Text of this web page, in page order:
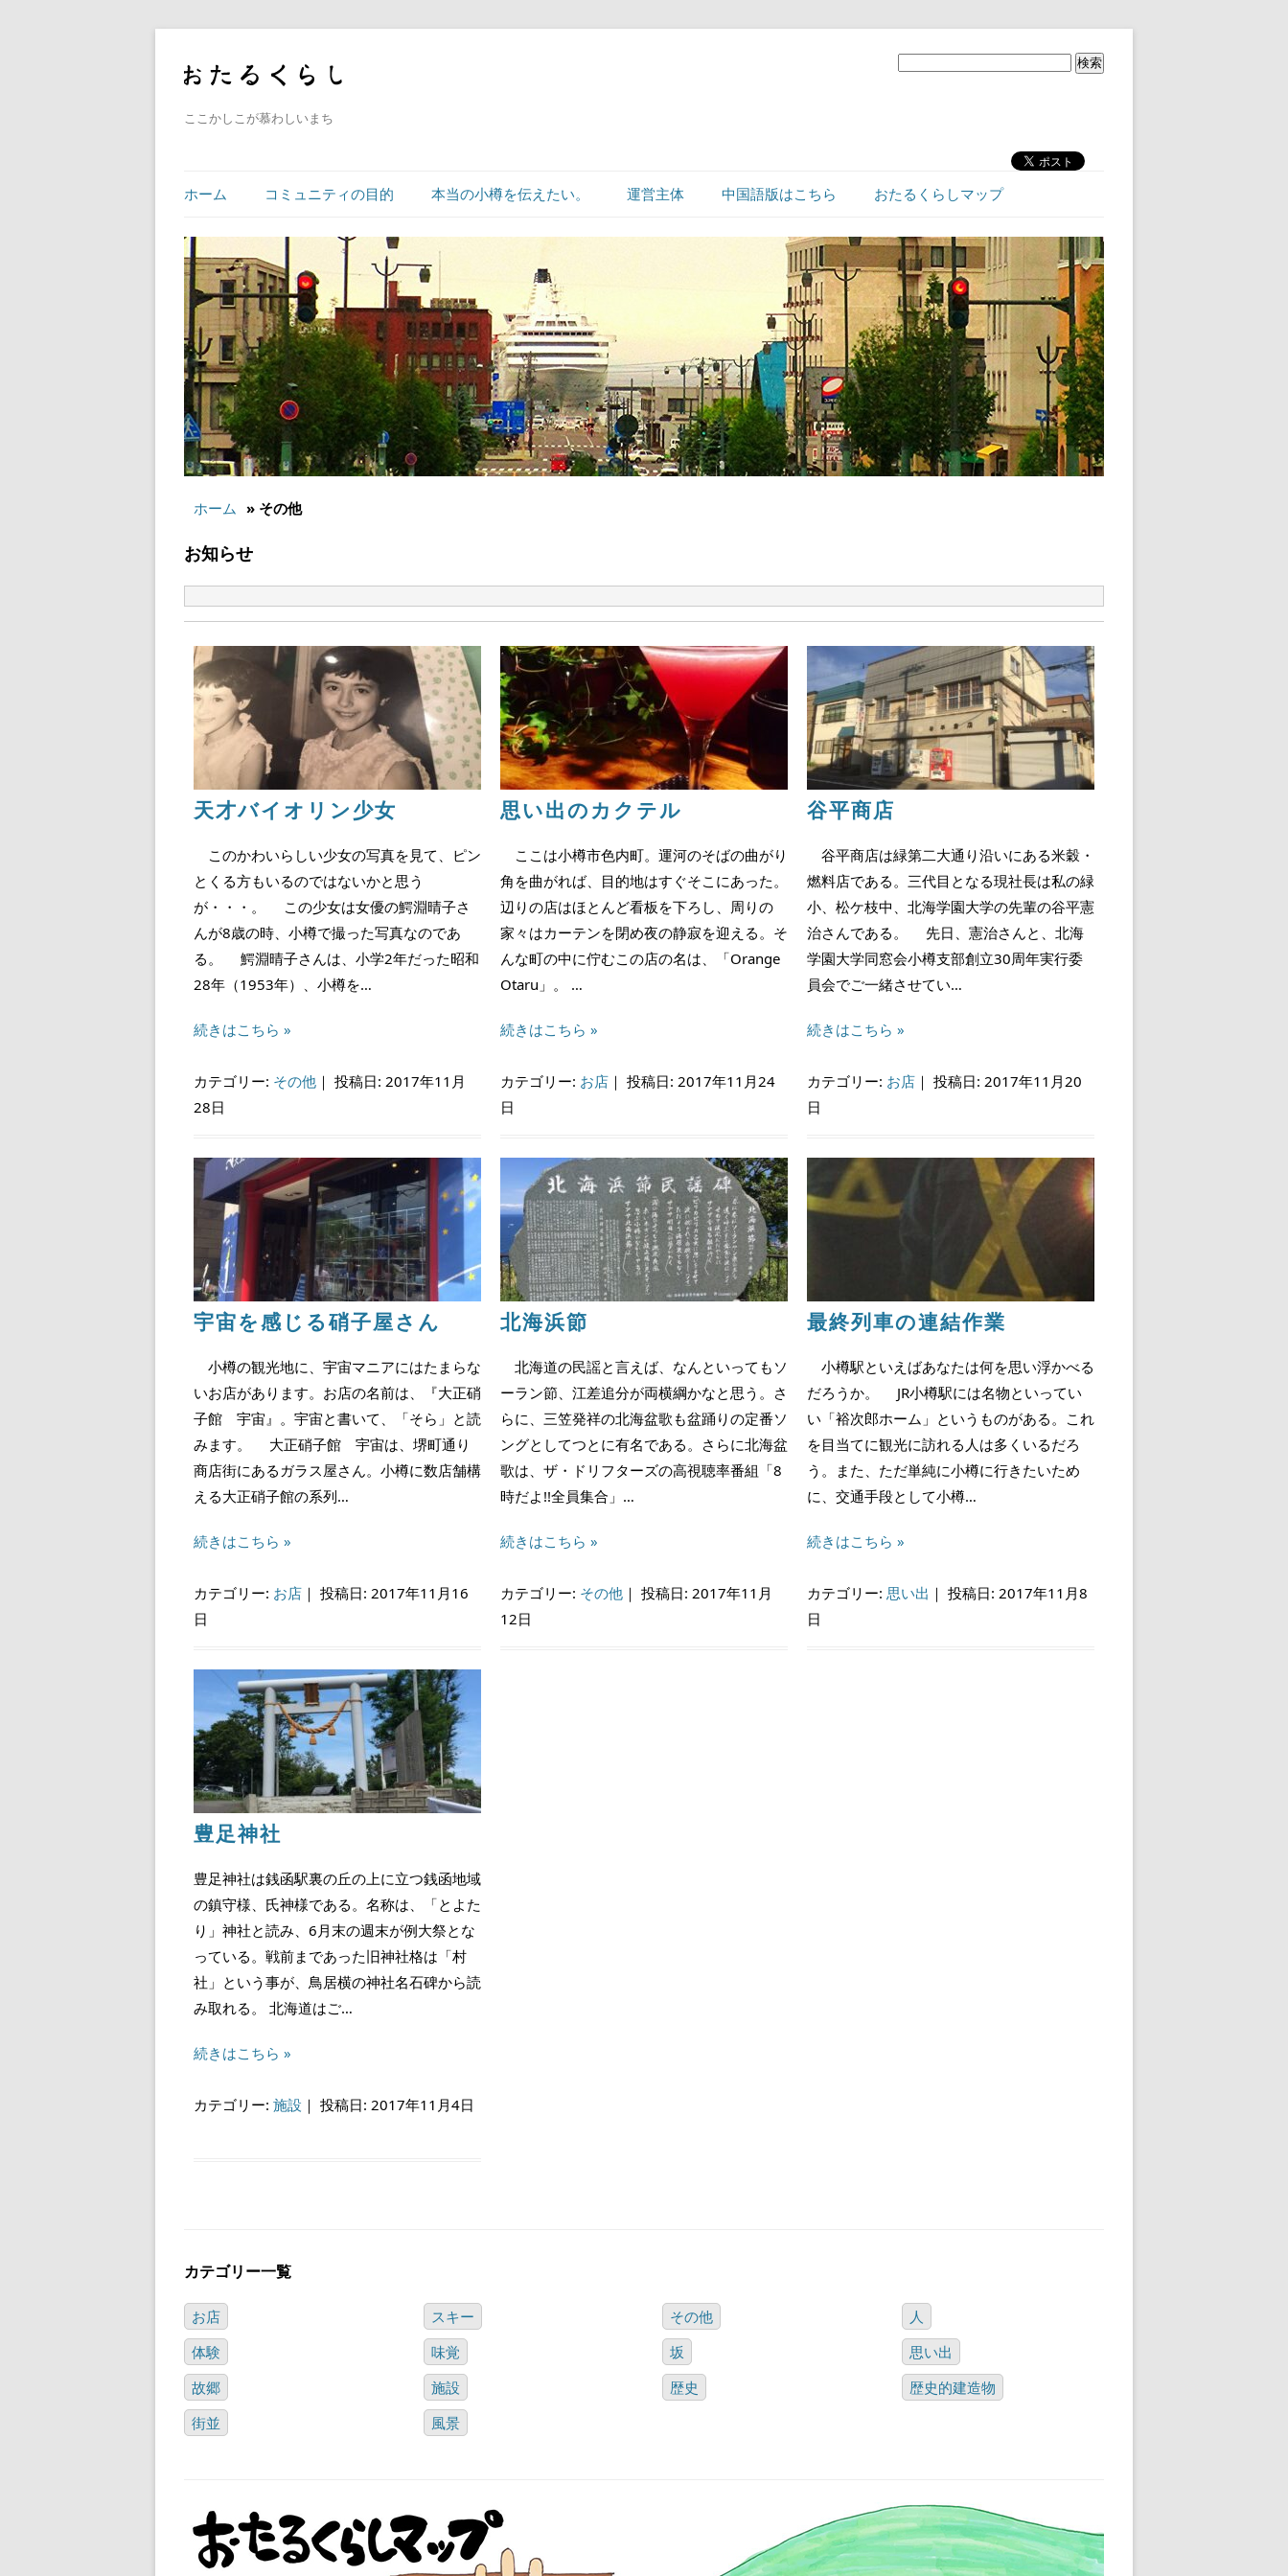
ここかしこが慕わしいまち
ホーム コミュニティの目的 本当の小樽を伝えたい。 運営主体 中国語版はこちら おたるくらしマップ
ホーム » その他
お知らせ
天才バイオリン少女
このかわいらしい少女の写真を見て、ピン
とくる方もいるのではないかと思う
が・・・。 この少女は女優の鰐淵晴子さ
んが8歳の時、小樽で撮った写真なのであ
る。 鰐淵晴子さんは、小学2年だった昭和
28年（1953年）、小樽を…
続きはこちら »
カテゴリー: その他 ｜ 投稿日: 2017年11月
28日
思い出のカクテル
ここは小樽市色内町。運河のそばの曲がり
角を曲がれば、目的地はすぐそこにあった。
辺りの店はほとんど看板を下ろし、周りの
家々はカーテンを閉め夜の静寂を迎える。そ
んな町の中に佇むこの店の名は、「Orange
Otaru」。 …
続きはこちら »
カテゴリー: お店 ｜ 投稿日: 2017年11月24
日
谷平商店
谷平商店は緑第二大通り沿いにある米穀・
燃料店である。三代目となる現社長は私の緑
小、松ケ枝中、北海学園大学の先輩の谷平憲
治さんである。 先日、憲治さんと、北海
学園大学同窓会小樽支部創立30周年実行委
員会でご一緒させてい…
続きはこちら »
カテゴリー: お店 ｜ 投稿日: 2017年11月20
日
宇宙を感じる硝子屋さん
小樽の観光地に、宇宙マニアにはたまらな
いお店があります。お店の名前は、『大正硝
子館 宇宙』。宇宙と書いて、「そら」と読
みます。 大正硝子館 宇宙は、堺町通り
商店街にあるガラス屋さん。小樽に数店舗構
える大正硝子館の系列…
続きはこちら »
カテゴリー: お店 ｜ 投稿日: 2017年11月16
日
北海浜節
北海道の民謡と言えば、なんといってもソ
ーラン節、江差追分が両横綱かなと思う。さ
らに、三笠発祥の北海盆歌も盆踊りの定番ソ
ングとしてつとに有名である。さらに北海盆
歌は、ザ・ドリフターズの高視聴率番組「8
時だよ!!全員集合」…
続きはこちら »
カテゴリー: その他 ｜ 投稿日: 2017年11月
12日
最終列車の連結作業
小樽駅といえばあなたは何を思い浮かべる
だろうか。 JR小樽駅には名物といってい
い「裕次郎ホーム」というものがある。これ
を目当てに観光に訪れる人は多くいるだろ
う。また、ただ単純に小樽に行きたいため
に、交通手段として小樽…
続きはこちら »
カテゴリー: 思い出 ｜ 投稿日: 2017年11月8
日
豊足神社
豊足神社は銭函駅裏の丘の上に立つ銭函地域
の鎮守様、氏神様である。名称は、「とよた
り」神社と読み、6月末の週末が例大祭とな
っている。戦前まであった旧神社格は「村
社」という事が、鳥居横の神社名石碑から読
み取れる。 北海道はご…
続きはこちら »
カテゴリー: 施設 ｜ 投稿日: 2017年11月4日
カテゴリー一覧
お店 スキー その他
人
体験
味覚 坂
思い出
故郷
施設 歴史
歴史的建造物
街並
風景